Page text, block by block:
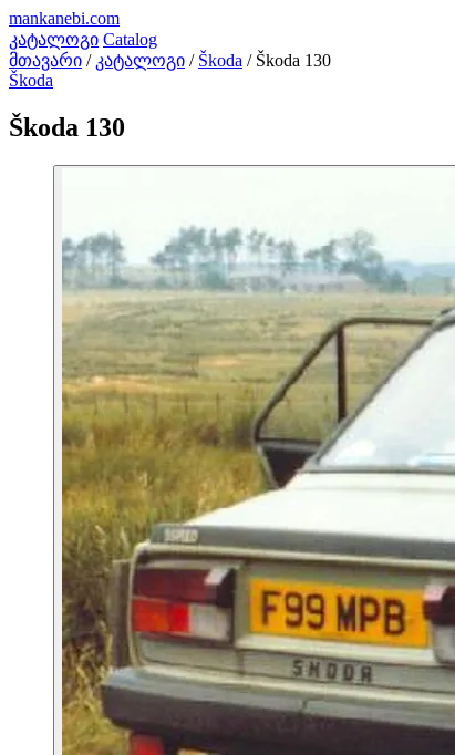
mankanebi.com
კატალოგი Catalog
მთავარი / კატალოგი / Škoda / Škoda 130
Škoda
Škoda 130